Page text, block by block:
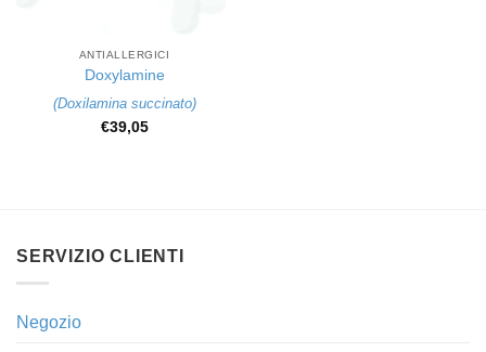
ANTIALLERGICI
Doxylamine
(Doxilamina succinato)
€39,05
SERVIZIO CLIENTI
Negozio